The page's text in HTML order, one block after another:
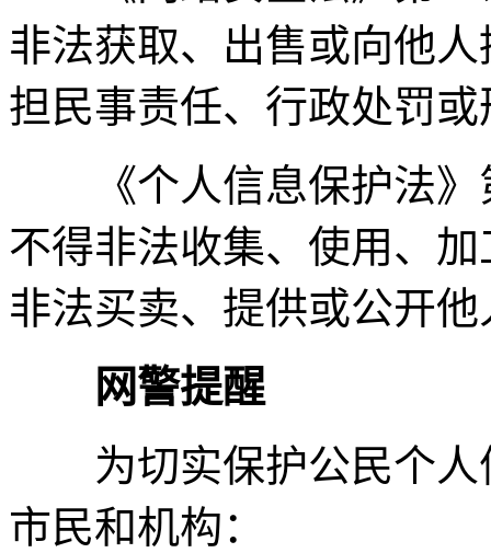
非法获取、出售或向他
担民事责任、行政处罚
《个人信息保护法》
不得非法收集、使用、
非法买卖、提供或公开
网警提醒
为切实保护公民个人
市民和机构：